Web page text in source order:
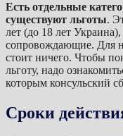
Есть отдельные
существуют льготы.
лет (до 18 лет
сопровождающие. Для
стоит ничего. Чтобы
льготу, надо
которым консульский
Сроки